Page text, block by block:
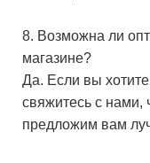
8. Возможна ли
магазине?
Да. Если вы
свяжитесь с нами,
предложим вам